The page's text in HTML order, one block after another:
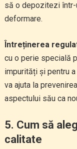
să o depozitezi într-
deformare.
Întreținerea
cu o perie specială
impurități și pentru
va ajuta la
aspectului său ca
5. Cum să
calitate